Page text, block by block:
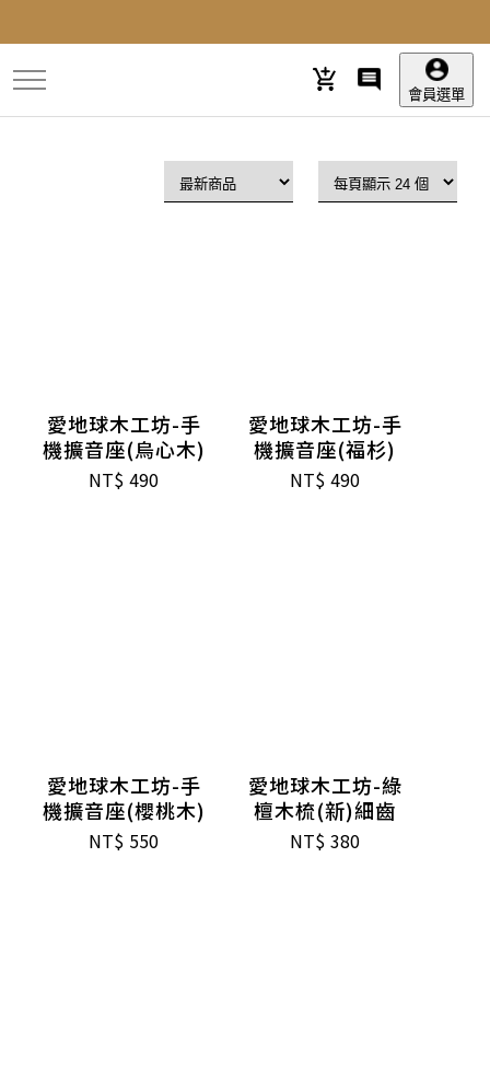
到
主
要
內
會員選單
愛地球木工坊-手
機擴音座(烏心木)
NT$ 490
愛地球木工坊-手
機擴音座(福杉)
NT$ 490
愛地球木工坊-手
機擴音座(櫻桃木)
NT$ 550
愛地球木工坊-綠
檀木梳(新)細齒
NT$ 380